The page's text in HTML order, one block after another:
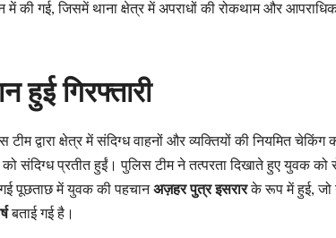
में की गई, जिसमें थाना क्षेत्र में अपराधों की रोकथाम और
हुई गिरफ्तारी
द्वारा क्षेत्र में संदिग्ध वाहनों और व्यक्तियों की नियमित चेकिंग
संदिग्ध प्रतीत हुईं। पुलिस टीम ने तत्परता दिखाते हुए युवक
पूछताछ में युवक की पहचानअज़हर पुत्र इसरारके रूप में हुई, जो
बताई गई है।